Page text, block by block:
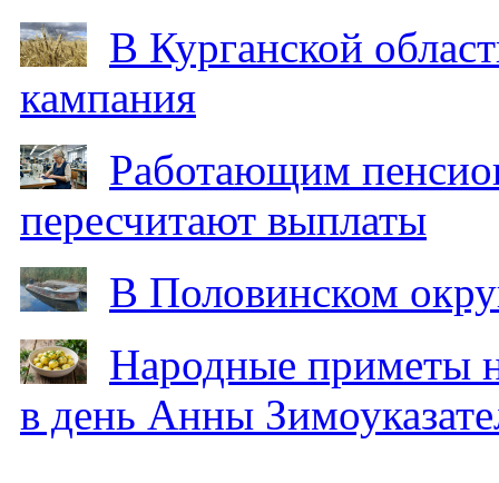
В Курганской
кампания
Работающим
пересчитают выплаты
В Половинском
Народные приметы
в день Анны